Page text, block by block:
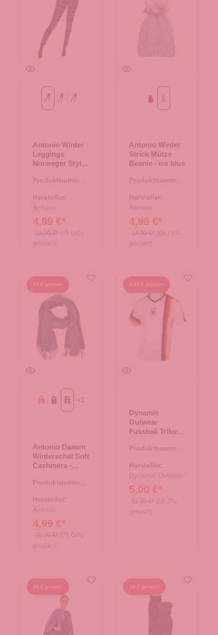
blau navy schwarz
Antonio Winter
Leggings
Norweger Style
Produktnummer:
Hersteller:
Antonio
4,99 €*
19,99 €* (75.04%
gespart)
Red
Antonio Winter
Strick Mütze
Beanie - ice blue
Produktnummer:
Hersteller:
Antonio
4,99 €*
14,99 €* (66.71%
gespart)
15 € gespart
alt rosabordeauxpetrol
+2
Antonio Damen
Winterschal Soft
Cashmera -
Produktnummer:
Hersteller:
Antonio
4,99 €*
19,99 €* (75.04%
gespart)
6,99 € gespart
Dynamic
Outwear
Fussball Trikot
weiß Gr. L
Produktnummer:
Hersteller:
Dynamic Outwear
5,00 €*
11,99 €* (58.3%
gespart)
20 € gespart 10 € gespart